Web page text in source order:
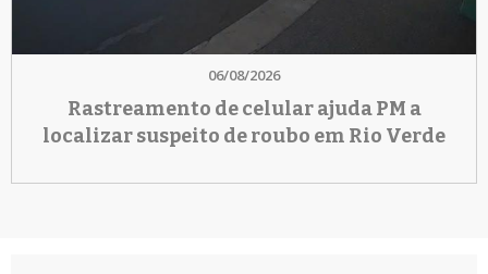
06/08/2026
Rastreamento de celular ajuda PM a
localizar suspeito de roubo em Rio Verde